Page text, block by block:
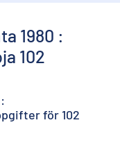
1980 :
102
för 102